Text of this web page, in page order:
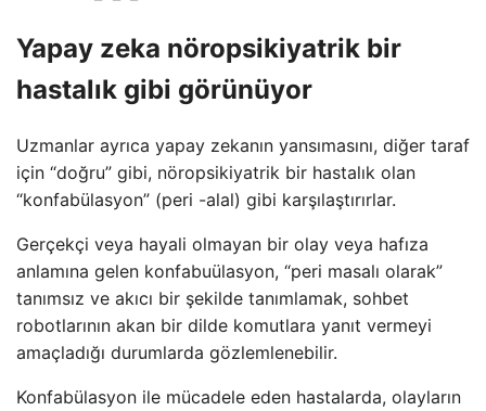
Yapay zeka nöropsikiyatrik bir
hastalık gibi görünüyor
Uzmanlar ayrıca yapay zekanın yansımasını, diğer taraf
için “doğru” gibi, nöropsikiyatrik bir hastalık olan
“konfabülasyon” (peri -alal) gibi karşılaştırırlar.
Gerçekçi veya hayali olmayan bir olay veya hafıza
anlamına gelen konfabuülasyon, “peri masalı olarak”
tanımsız ve akıcı bir şekilde tanımlamak, sohbet
robotlarının akan bir dilde komutlara yanıt vermeyi
amaçladığı durumlarda gözlemlenebilir.
Konfabülasyon ile mücadele eden hastalarda, olayların